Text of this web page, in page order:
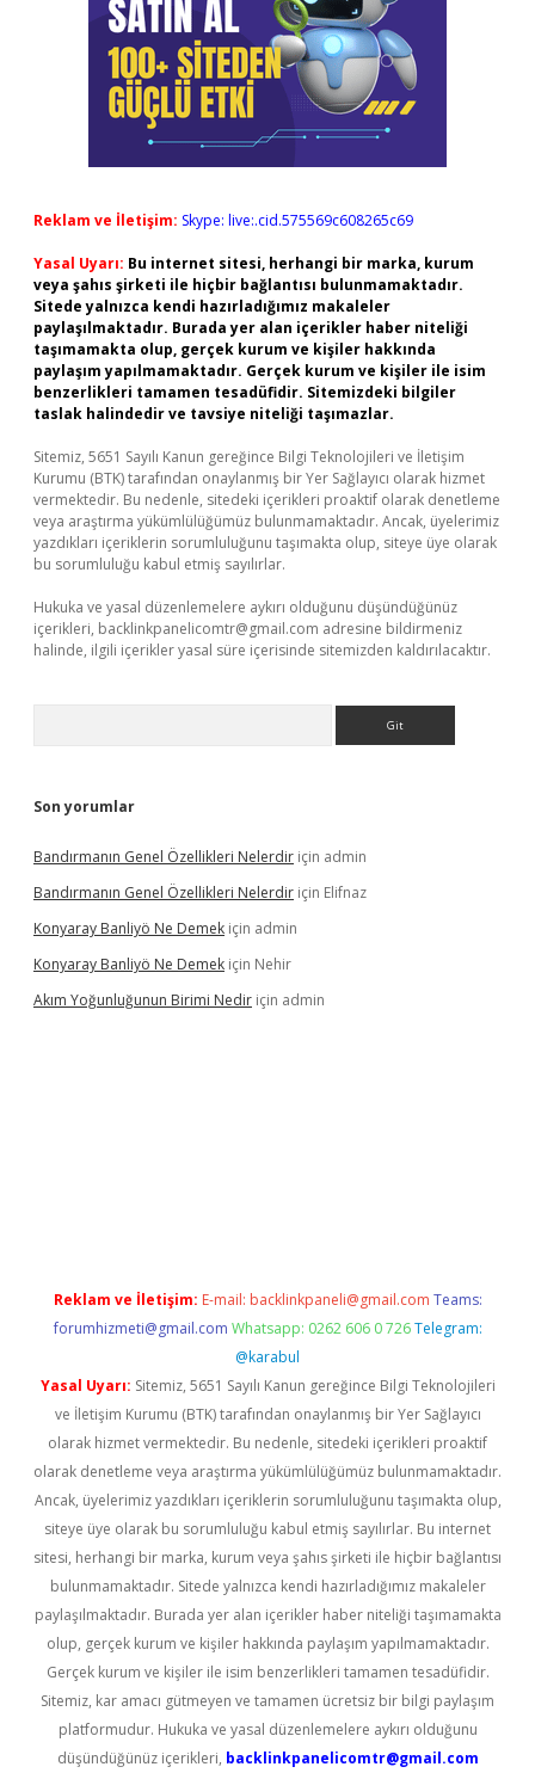
Reklam ve İletişim: Skype: live:.cid.575569c608265c69
Yasal Uyarı: Bu internet sitesi, herhangi bir marka, kurum
veya şahıs şirketi ile hiçbir bağlantısı bulunmamaktadır.
Sitede yalnızca kendi hazırladığımız makaleler
paylaşılmaktadır. Burada yer alan içerikler haber niteliği
taşımamakta olup, gerçek kurum ve kişiler hakkında
paylaşım yapılmamaktadır. Gerçek kurum ve kişiler ile isim
benzerlikleri tamamen tesadüfidir. Sitemizdeki bilgiler
taslak halindedir ve tavsiye niteliği taşımazlar.
Sitemiz, 5651 Sayılı Kanun gereğince Bilgi Teknolojileri ve İletişim
Kurumu (BTK) tarafından onaylanmış bir Yer Sağlayıcı olarak hizmet
vermektedir. Bu nedenle, sitedeki içerikleri proaktif olarak denetleme
veya araştırma yükümlülüğümüz bulunmamaktadır. Ancak, üyelerimiz
yazdıkları içeriklerin sorumluluğunu taşımakta olup, siteye üye olarak
bu sorumluluğu kabul etmiş sayılırlar.
Hukuka ve yasal düzenlemelere aykırı olduğunu düşündüğünüz
içerikleri, backlinkpanelicomtr@gmail.com adresine bildirmeniz
halinde, ilgili içerikler yasal süre içerisinde sitemizden kaldırılacaktır.
Son yorumlar
Bandırmanın Genel Özellikleri Nelerdir için admin
Bandırmanın Genel Özellikleri Nelerdir için Elifnaz
Konyaray Banliyö Ne Demek için admin
Konyaray Banliyö Ne Demek için Nehir
Akım Yoğunluğunun Birimi Nedir için admin
Reklam ve İletişim: E-mail: backlinkpaneli@gmail.com Teams:
forumhizmeti@gmail.com Whatsapp: 0262 606 0 726 Telegram:
@karabul
Yasal Uyarı: Sitemiz, 5651 Sayılı Kanun gereğince Bilgi Teknolojileri
ve İletişim Kurumu (BTK) tarafından onaylanmış bir Yer Sağlayıcı
olarak hizmet vermektedir. Bu nedenle, sitedeki içerikleri proaktif
olarak denetleme veya araştırma yükümlülüğümüz bulunmamaktadır.
Ancak, üyelerimiz yazdıkları içeriklerin sorumluluğunu taşımakta olup,
siteye üye olarak bu sorumluluğu kabul etmiş sayılırlar. Bu internet
sitesi, herhangi bir marka, kurum veya şahıs şirketi ile hiçbir bağlantısı
bulunmamaktadır. Sitede yalnızca kendi hazırladığımız makaleler
paylaşılmaktadır. Burada yer alan içerikler haber niteliği taşımamakta
olup, gerçek kurum ve kişiler hakkında paylaşım yapılmamaktadır.
Gerçek kurum ve kişiler ile isim benzerlikleri tamamen tesadüfidir.
Sitemiz, kar amacı gütmeyen ve tamamen ücretsiz bir bilgi paylaşım
platformudur. Hukuka ve yasal düzenlemelere aykırı olduğunu
düşündüğünüz içerikleri, backlinkpanelicomtr@gmail.com